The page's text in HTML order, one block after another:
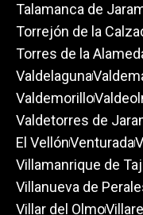
Talamanca de
Torrejón de la
Torres de la
Valdelaguna
Valdemorillo
Valdetorres de
El VellónVenturada
Villamanrique de
Villanueva de
Villar del Olmo